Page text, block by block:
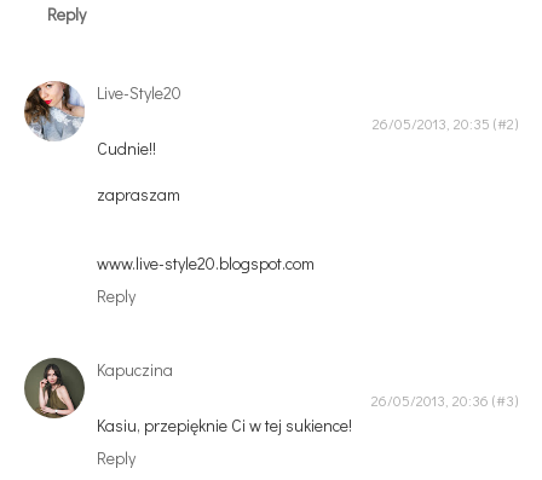
Reply
Live-Style20
26/05/2013, 20:35
Cudnie!!
zapraszam
www.live-style20.blogspot.com
Reply
Kapuczina
26/05/2013, 20:36
Kasiu, przepięknie Ci w tej sukience!
Reply